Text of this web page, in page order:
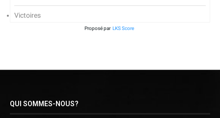
Victoires
Proposé par LKS Score
QUI SOMMES-NOUS?